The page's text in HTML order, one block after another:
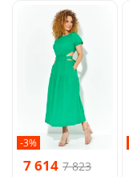
-3%
7 614 7 823